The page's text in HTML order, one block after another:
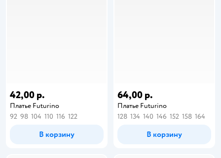
42,00 р.
Платье Futurino
92 98 104 110 116 122
В корзину
64,00 р.
Платье Futurino
128 134 140 146 152 158 164
В корзину